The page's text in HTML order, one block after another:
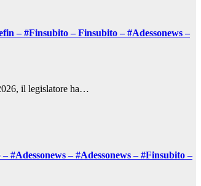
– #Finsubito – Finsubito – #Adessonews –
il legislatore ha…
– #Adessonews – #Finsubito –